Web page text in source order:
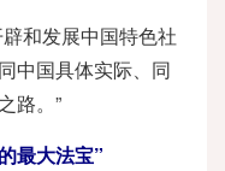
和发展中国特色社
中国具体实际、同
路。”
最大法宝”